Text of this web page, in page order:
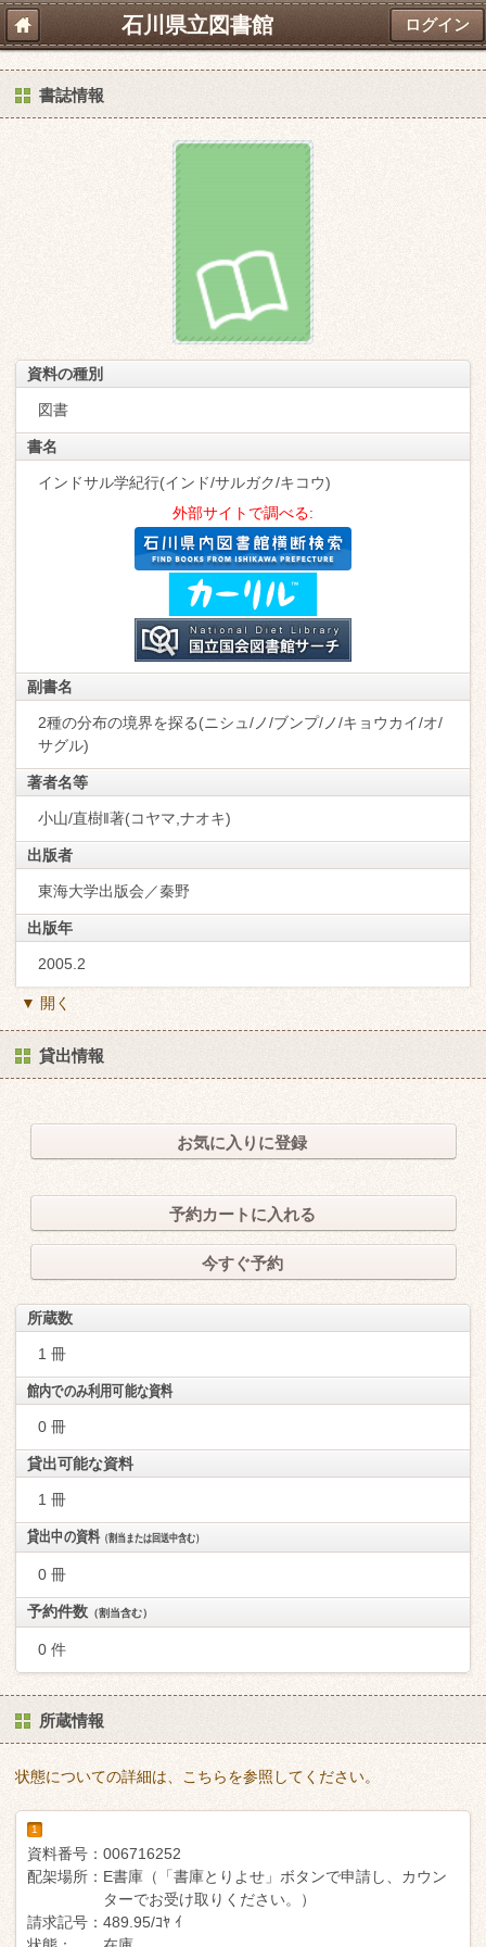
石川県立図書館 ログイン
書誌情報
資料の種別
図書
書名
インドサル学紀行(インド/サルガク/キコウ)
外部サイトで調べる:
副書名
2種の分布の境界を探る(ニシュ/ノ/ブンプ/ノ/キョウカイ/オ/
サグル)
著者名等
小山/直樹‖著(コヤマ,ナオキ)
出版者
東海大学出版会／秦野
出版年
2005.2
▼ 開く
貸出情報
お気に入りに登録
予約カートに入れる
今すぐ予約
所蔵数
1 冊
館内でのみ利用可能な資料
0 冊
貸出可能な資料
1 冊
貸出中の資料（割当または回送中含む）
0 冊
予約件数 （割当含む）
0 件
所蔵情報
状態についての詳細は、こちらを参照してください。
1
資料番号： 006716252
配架場所： E書庫（「書庫とりよせ」ボタンで申請し、カウン
ターでお受け取りください。）
請求記号： 489.95/ｺﾔ ｲ